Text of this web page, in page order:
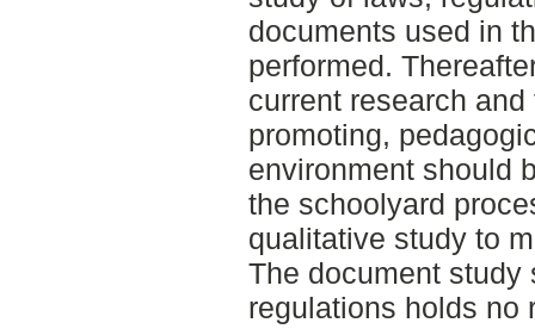
documents used in
performed.
current research
promoting,
environment should
the schoolyard
qualitative study to
The document study
regulations holds no